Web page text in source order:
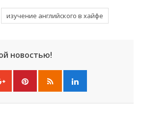
изучение английского в хайфе
новостью!